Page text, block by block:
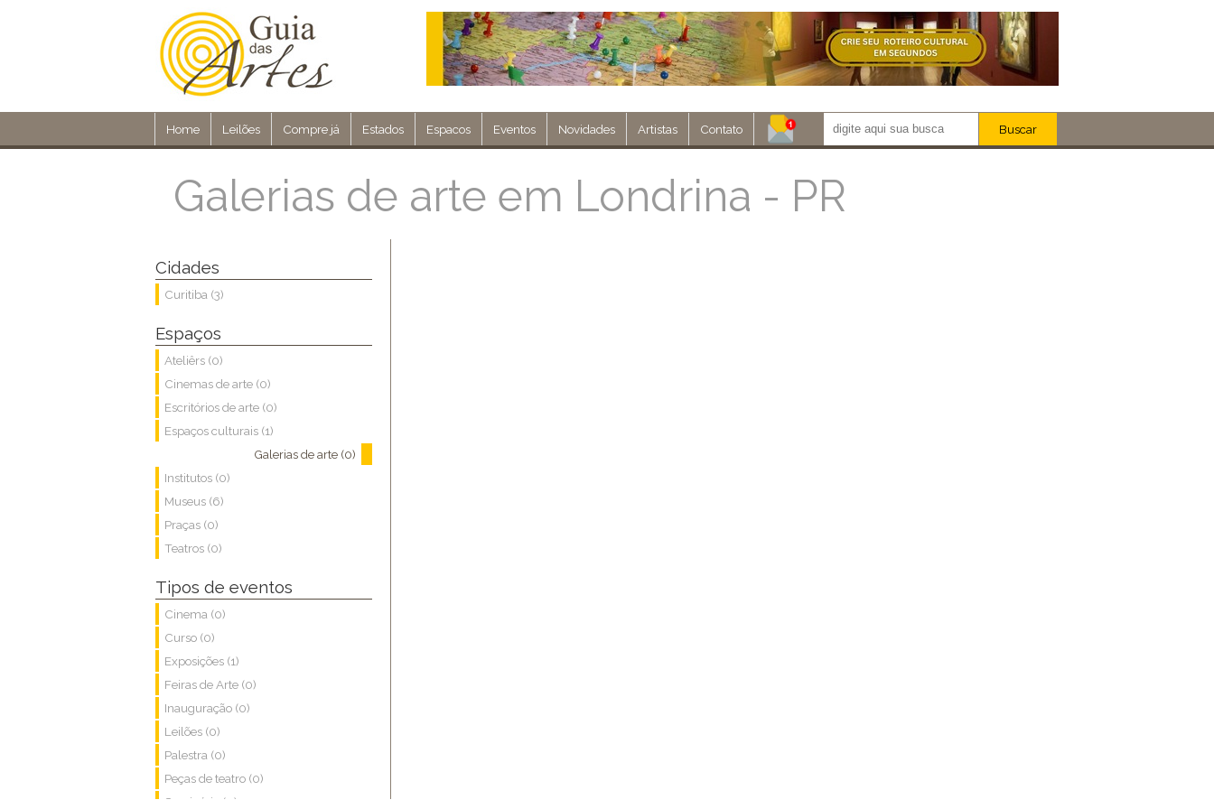
Home Leilões Compre já Estados Espacos Eventos Novidades Artistas Contato Buscar
Galerias de arte em Londrina - PR
Cidades
Curitiba (3)
Espaços
Ateliêrs (0)
Cinemas de arte (0)
Escritórios de arte (0)
Espaços culturais (1)
Galerias de arte (0)
Institutos (0)
Museus (6)
Praças (0)
Teatros (0)
Tipos de eventos
Cinema (0)
Curso (0)
Exposições (1)
Feiras de Arte (0)
Inauguração (0)
Leilões (0)
Palestra (0)
Peças de teatro (0)
Seminário (0)